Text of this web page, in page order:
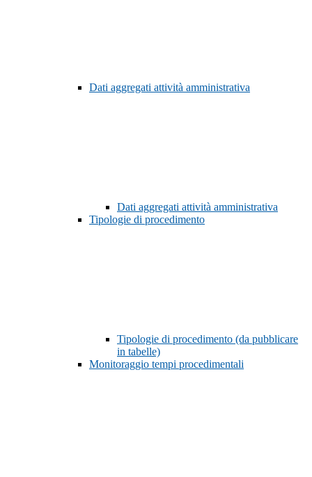
Dati aggregati attività amministrativa
Dati aggregati attività amministrativa
Tipologie di procedimento
Tipologie di procedimento (da pubblicare
in tabelle)
Monitoraggio tempi procedimentali